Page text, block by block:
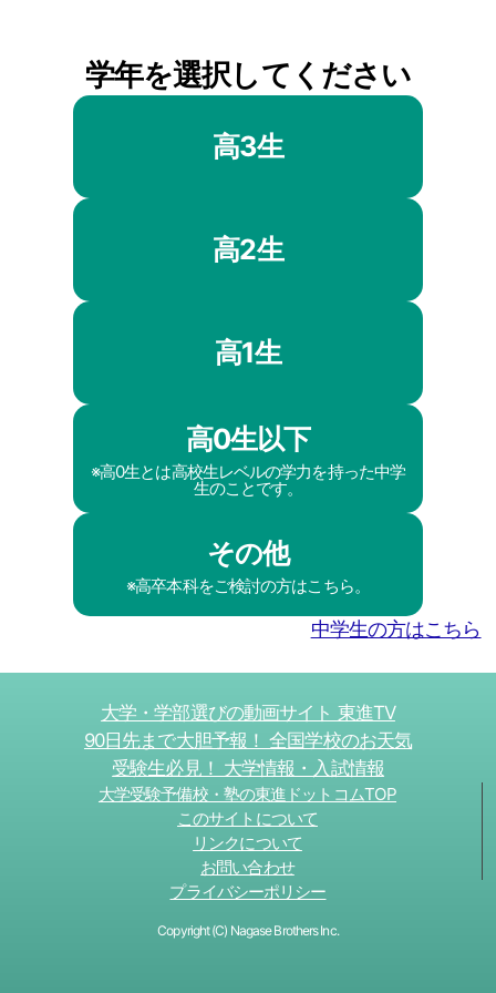
学年を選択してください
高3生
高2生
高1生
高0生以下
※高0生とは高校生レベルの学力を持った中学
生のことです。
その他
※高卒本科をご検討の方はこちら。
中学生の方はこちら
大学・学部選びの動画サイト 東進TV
90日先まで大胆予報！ 全国学校のお天気
受験生必見！ 大学情報・入試情報
大学受験予備校・塾の東進ドットコムTOP
このサイトについて
リンクについて
お問い合わせ
プライバシーポリシー
Copyright (C) Nagase Brothers Inc.